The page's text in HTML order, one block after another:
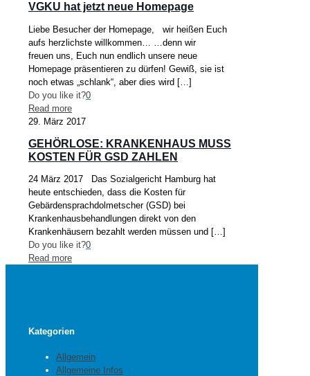
VGKU hat jetzt neue Homepage
Liebe Besucher der Homepage, wir heißen Euch
aufs herzlichste willkommen… …denn wir
freuen uns, Euch nun endlich unsere neue
Homepage präsentieren zu dürfen! Gewiß, sie ist
noch etwas „schlank“, aber dies wird […]
Do you like it?0
Read more
29. März 2017
GEHÖRLOSE: KRANKENHAUS MUSS
KOSTEN FÜR GSD ZAHLEN
24 März 2017 Das Sozialgericht Hamburg hat
heute entschieden, dass die Kosten für
Gebärdensprachdolmetscher (GSD) bei
Krankenhausbehandlungen direkt von den
Krankenhäusern bezahlt werden müssen und […]
Do you like it?0
Read more
Kategorien
Allgemein
Allgemeine Infos